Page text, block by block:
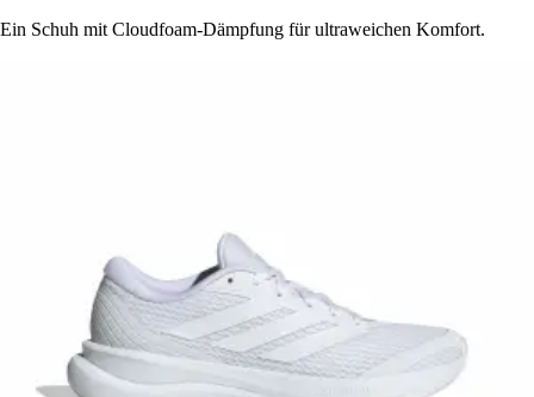
Ein Schuh mit Cloudfoam-Dämpfung für ultraweichen Komfort.